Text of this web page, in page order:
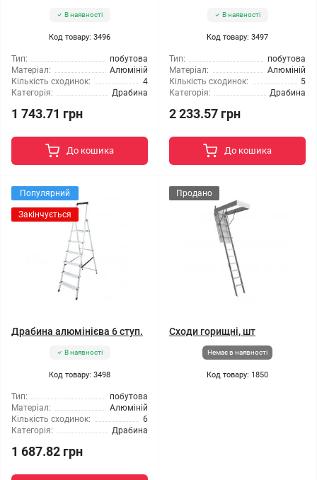
В наявності
Код товару: 3496
Тип:
побутова
Матеріал:
Алюміній
Кількість сходинок:
4
Категорія:
Драбина
1 743.71 грн
До кошика
В наявності
Код товару: 3497
Тип:
побутова
Матеріал:
Алюміній
Кількість сходинок:
5
Категорія:
Драбина
2 233.57 грн
До кошика
Популярний
Закінчується
Драбина алюмінієва 6 ступ.
В наявності
Код товару: 3498
Тип:
побутова
Матеріал:
Алюміній
Кількість сходинок:
6
Категорія:
Драбина
1 687.82 грн
Продано
Сходи горищні, шт
Немає в наявності
Код товару: 1850